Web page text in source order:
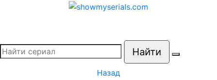
Найти
Назад